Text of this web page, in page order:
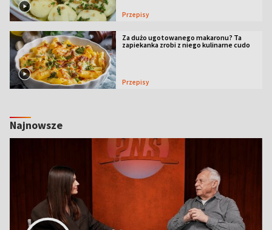
Przepisy
Za dużo ugotowanego makaronu? Ta
zapiekanka zrobi z niego kulinarne cudo
Przepisy
Najnowsze